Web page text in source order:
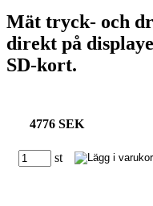
Mät tryck- och
direkt på
SD-kort.
4776 SEK
st